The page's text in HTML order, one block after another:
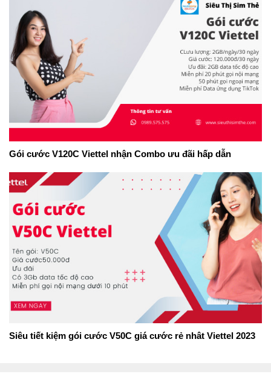
Gói cước V120C Viettel nhận Combo ưu đãi hấp dẫn
Siêu tiết kiệm gói cước V50C giá cước rẻ nhât Viettel 2023